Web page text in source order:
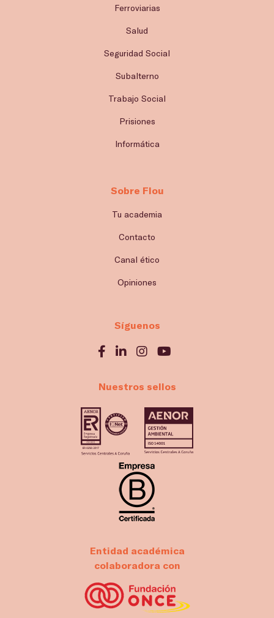
Ferroviarias
Salud
Seguridad Social
Subalterno
Trabajo Social
Prisiones
Informática
Sobre Flou
Tu academia
Contacto
Canal ético
Opiniones
Síguenos
Nuestros sellos
Entidad académica
colaboradora con